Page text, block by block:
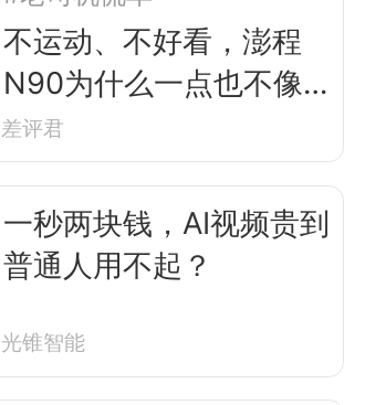
不运动、不好看，澎程
N90为什么一点也不像
小米？
差评君
一秒两块钱，AI视频贵到
普通人用不起？
光锥智能